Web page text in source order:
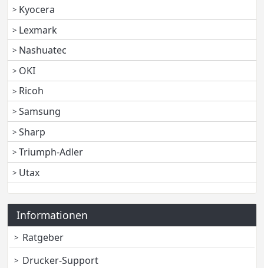
Kyocera
Lexmark
Nashuatec
OKI
Ricoh
Samsung
Sharp
Triumph-Adler
Utax
Informationen
Ratgeber
Drucker-Support